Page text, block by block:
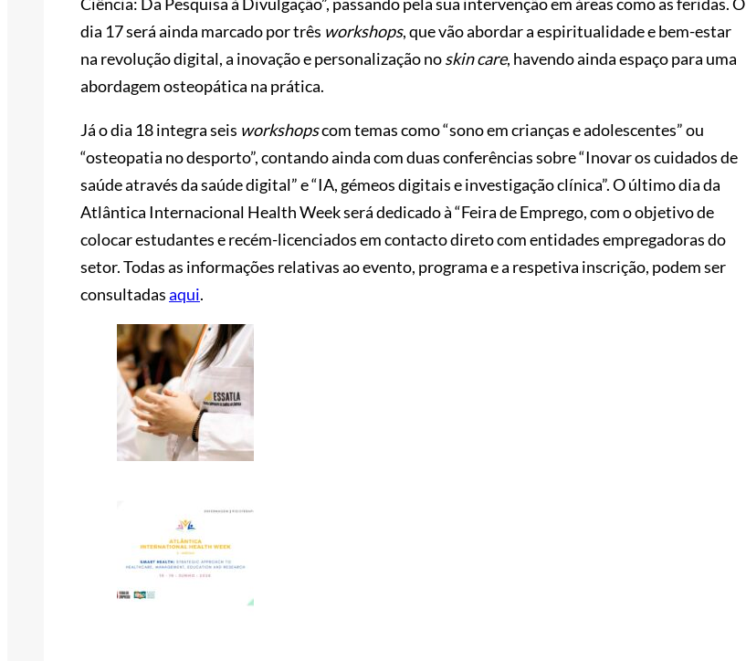
dia 17 será ainda marcado por três workshops, que vão abordar a espiritualidade e bem-estar
na revolução digital, a inovação e personalização noskin care, havendo ainda espaço para uma
abordagem osteopática na prática.
Já o dia 18 integra seis workshopscom temas como “sono em crianças e adolescentes” ou
“osteopatia no desporto”, contando ainda com duas conferências sobre “Inovar os cuidados de
saúde através da saúde digital” e “IA, gémeos digitais e investigação clínica”. O último dia da
Atlântica Internacional Health Week será dedicado à “Feira de Emprego, com o objetivo de
colocar estudantes e recém-licenciados em contacto direto com entidades empregadoras do
setor. Todas as informações relativas ao evento, programa e a respetiva inscrição, podem ser
consultadasaqui.